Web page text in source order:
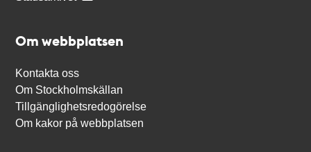
Om webbplatsen
Kontakta oss
Om Stockholmskällan
Tillgänglighetsredogörelse
Om kakor på webbplatsen